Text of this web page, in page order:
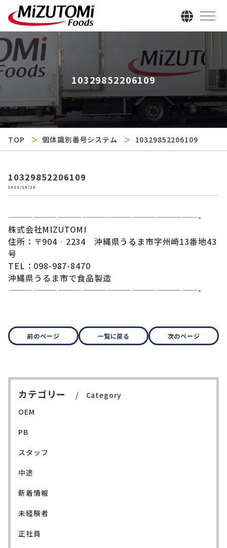
10329852206109
TOP 個体識別番号システム 10329852206109
10329852206109
2023/10/26
———————————————————————-
株式会社MIZUTOMI
住所：〒904‐2234 沖縄県うるま市字州崎13番地43
号
TEL：098-987-8470
沖縄県うるま市で食品製造
———————————————————————-
前のページ 一覧に戻る 次のページ
カテゴリー
Category
OEM
PB
スタッフ
中途
新着情報
未経験者
正社員